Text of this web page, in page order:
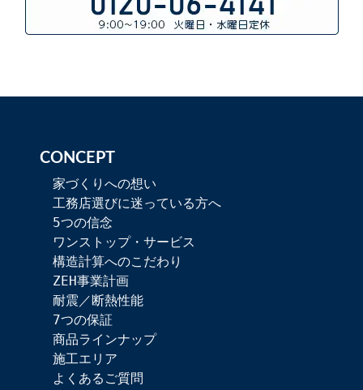
CONCEPT
家づくりへの想い
工務店選びに迷っている方へ
5つの信念
ワンストップ・サービス
構造計算へのこだわり
ZEH事業計画
耐震／断熱性能
7つの保証
商品ラインナップ
施工エリア
よくあるご質問